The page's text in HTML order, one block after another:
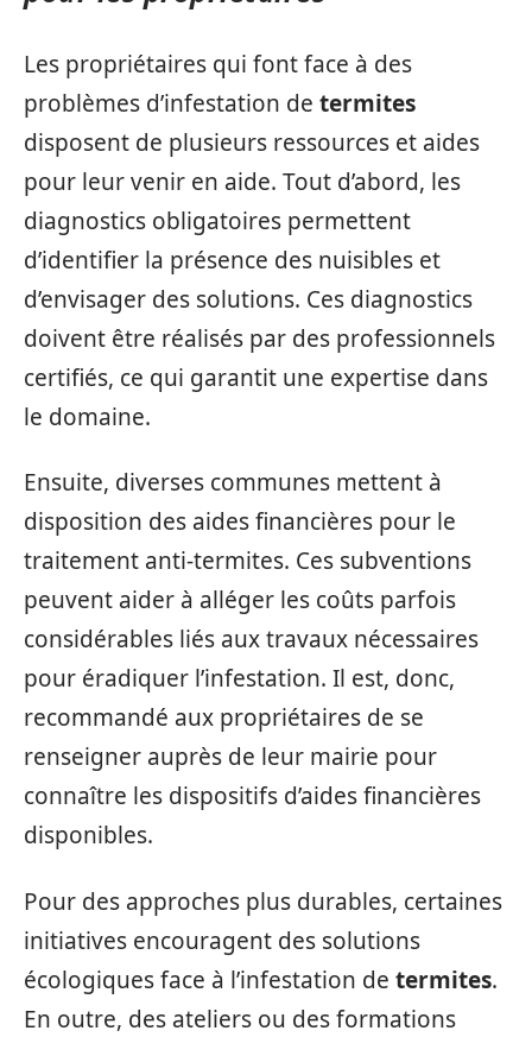
Les propriétaires qui font face à des
problèmes d’infestation de termites
disposent de plusieurs ressources et aides
pour leur venir en aide. Tout d’abord, les
diagnostics obligatoires permettent
d’identifier la présence des nuisibles et
d’envisager des solutions. Ces diagnostics
doivent être réalisés par des professionnels
certifiés, ce qui garantit une expertise dans
le domaine.
Ensuite, diverses communes mettent à
disposition des aides financières pour le
traitement anti-termites. Ces subventions
peuvent aider à alléger les coûts parfois
considérables liés aux travaux nécessaires
pour éradiquer l’infestation. Il est, donc,
recommandé aux propriétaires de se
renseigner auprès de leur mairie pour
connaître les dispositifs d’aides financières
disponibles.
Pour des approches plus durables, certaines
initiatives encouragent des solutions
écologiques face à l’infestation de termites.
En outre, des ateliers ou des formations